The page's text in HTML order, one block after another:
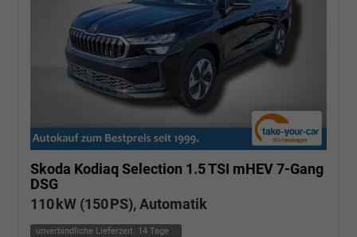
Skoda Kodiaq Selection 1.5 TSI mHEV 7-Gang
DSG
110 kW (150 PS), Automatik
unverbindliche Lieferzeit: 14 Tage